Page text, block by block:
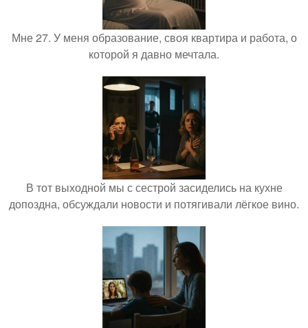
Мне 27. У меня образование, своя квартира и работа, о
которой я давно мечтала.
В тот выходной мы с сестрой засиделись на кухне
допоздна, обсуждали новости и потягивали лёгкое вино.